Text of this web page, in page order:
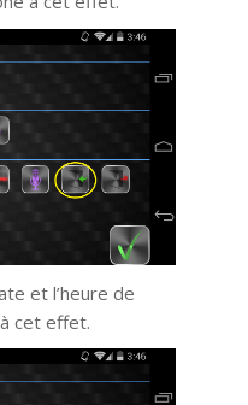
et l’heure de
cet effet.